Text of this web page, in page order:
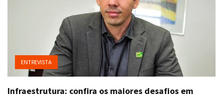
ENTREVISTA
Infraestrutura: confira os maiores desafios em